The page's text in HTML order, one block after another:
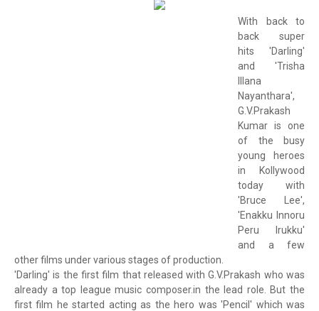
With back to
back super
hits 'Darling'
and 'Trisha
Illana
Nayanthara',
G.V.Prakash
Kumar is one
of the busy
young heroes
in Kollywood
today with
'Bruce Lee',
'Enakku Innoru
Peru Irukku'
and a few
other films under various stages of production.
'Darling' is the first film that released with G.V.Prakash who was
already a top league music composer.in the lead role. But the
first film he started acting as the hero was 'Pencil' which was